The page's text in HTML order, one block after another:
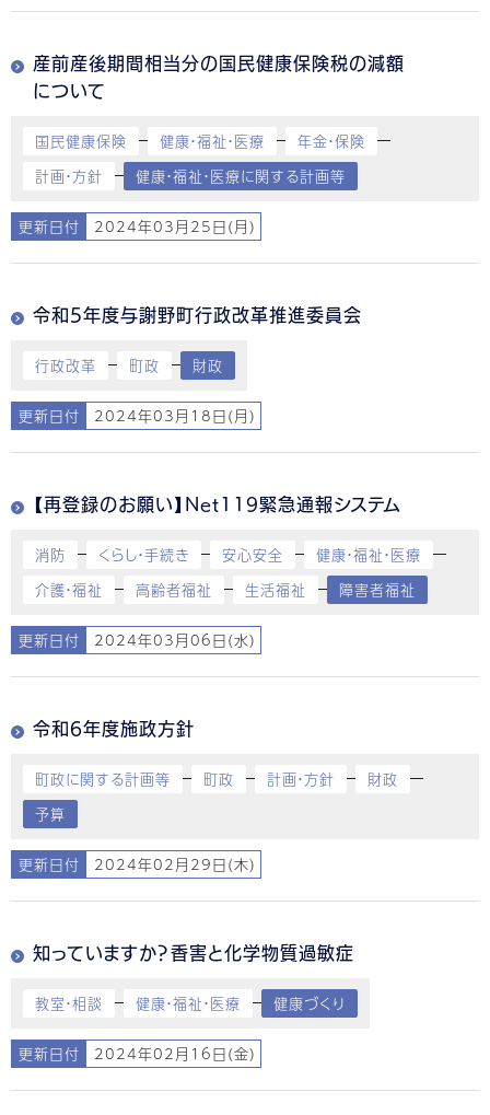
産前産後期間相当分の国民健康保険税の減額
について
国民健康保険 健康・福祉・医療
年金・保険
計画・方針
健康・福祉・医療に関する計画等
更新日付 2024年03月25日(月)
令和5年度与謝野町行政改革推進委員会
行政改革 町政 財政
更新日付 2024年03月18日(月)
【再登録のお願い】Net119緊急通報システム
消防 くらし・手続き 安心安全
健康・福祉・医療
介護・福祉
高齢者福祉 生活福祉 障害者福祉
更新日付 2024年03月06日(水)
令和6年度施政方針
町政に関する計画等 町政 計画・方針
財政
予算
更新日付 2024年02月29日(木)
知っていますか？香害と化学物質過敏症
教室・相談 健康・福祉・医療 健康づくり
更新日付 2024年02月16日(金)